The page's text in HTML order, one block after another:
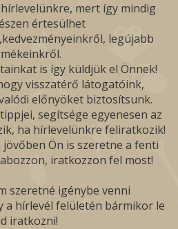
mert így mindig
értesülhet
legújabb
is így küldjük el Önnek!
visszatérő látogatóink,
előnyöket biztosítsunk.
segítsége egyenesen az
ha hírlevelünkre feliratkozik!
Ön is szeretne a fenti
iratkozzon fel most!
szeretné igénybe venni
a hírlevél felületén bármikor le
iratkozni!